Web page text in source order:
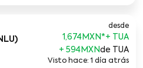
desde
1,674MXN*
+ 594MXNde TUA
Visto hace: 1 día atrás